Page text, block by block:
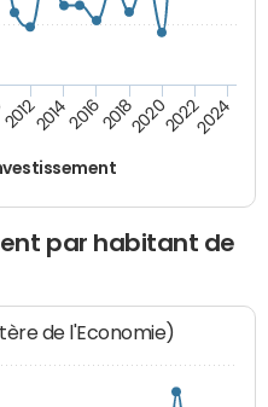
2012201420162018202020222024
par habitant de
de l'Economie)